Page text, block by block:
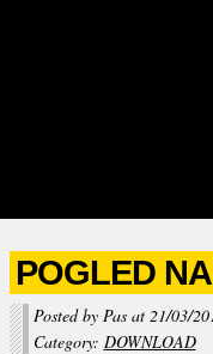
POGLED
Posted by Pas at 21/03/
Category: DOWNLOAD